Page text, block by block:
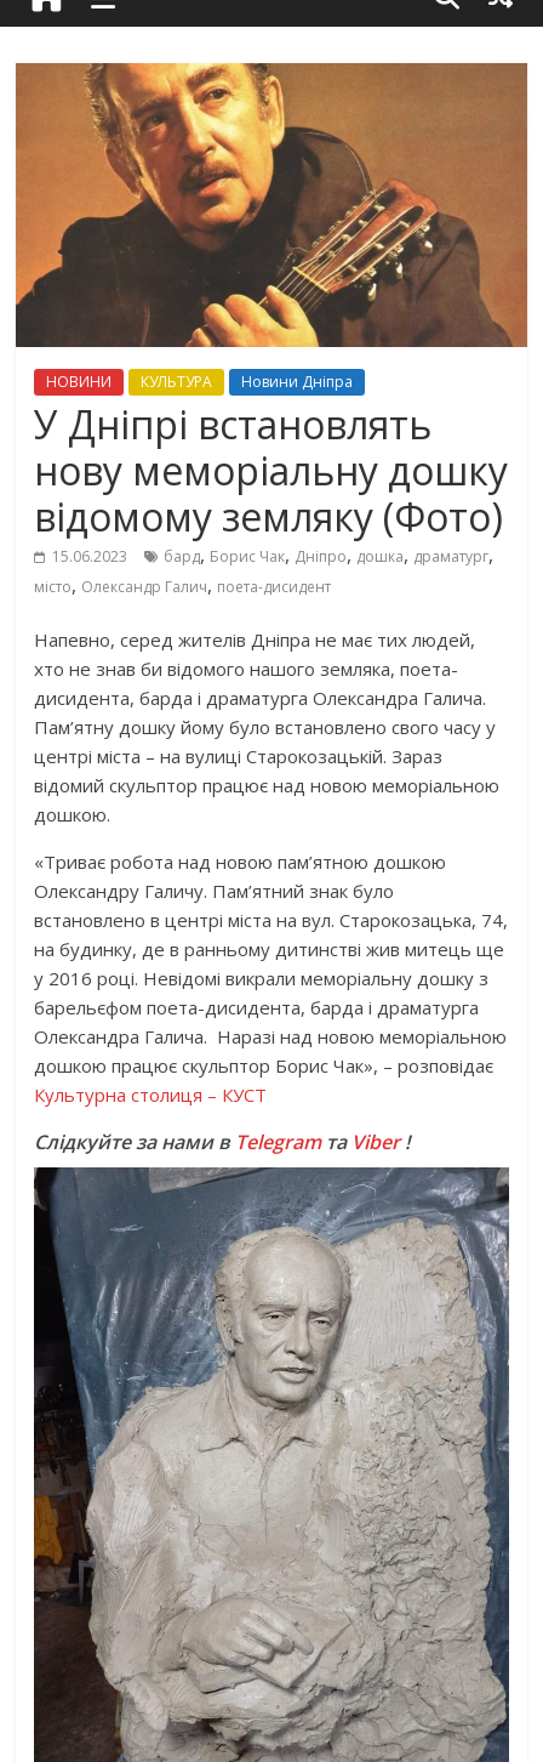
НОВИНИ КУЛЬТУРА Новини Дніпра
У Дніпрі встановлять
нову меморіальну дошку
відомому земляку (Фото)
15.06.2023 бард, Борис Чак, Дніпро, дошка, драматург,
місто, Олександр Галич, поета-дисидент
Напевно, серед жителів Дніпра не має тих людей,
хто не знав би відомого нашого земляка, поета-
дисидента, барда і драматурга Олександра Галича.
Пам’ятну дошку йому було встановлено свого часу у
центрі міста – на вулиці Старокозацькій. Зараз
відомий скульптор працює над новою меморіальною
дошкою.
«Триває робота над новою пам’ятною дошкою
Олександру Галичу. Пам’ятний знак було
встановлено в центрі міста на вул. Старокозацька, 74,
на будинку, де в ранньому дитинстві жив митець ще
у 2016 році. Невідомі викрали меморіальну дошку з
барельєфом поета-дисидента, барда і драматурга
Олександра Галича. Наразі над новою меморіальною
дошкою працює скульптор Борис Чак», – розповідає
Культурна столиця – КУСТ
Слідкуйте за нами в Telegramта Viber!